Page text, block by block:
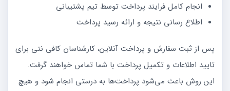
انجام کامل فرایند پرداخت توسط تیم پشتیبانی
اطلاع رسانی نتیجه و ارائه رسید پرداخت
پس از ثبت سفارش و پرداخت آنلاین، کارشناسان کافی نتی برای
تایید اطلاعات و تکمیل پرداخت با شما تماس خواهند گرفت.
این روش باعث می‌شود پرداخت‌ها به درستی انجام شود و هیچ